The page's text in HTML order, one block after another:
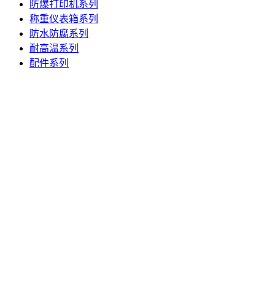
防爆打印机系列
称重仪表箱系列
防水防腐系列
耐高温系列
配件系列